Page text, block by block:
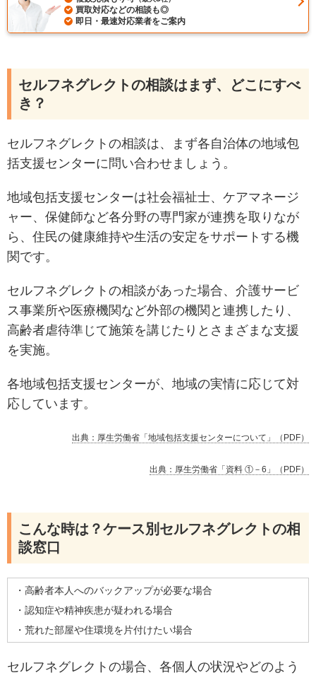
買取対応などの相談も◎
即日・最速対応業者をご案内
セルフネグレクトの相談はまず、どこにすべ
き？
セルフネグレクトの相談は、まず各自治体の地域包
括支援センターに問い合わせましょう。
地域包括支援センターは社会福祉士、ケアマネージ
ャー、保健師など各分野の専門家が連携を取りなが
ら、住民の健康維持や生活の安定をサポートする機
関です。
セルフネグレクトの相談があった場合、介護サービ
ス事業所や医療機関など外部の機関と連携したり、
高齢者虐待準じて施策を講じたりとさまざまな支援
を実施。
各地域包括支援センターが、地域の実情に応じて対
応しています。
出典：厚生労働省「地域包括支援センターについて」（PDF）
出典：厚生労働省「資料 ①－6」（PDF）
こんな時は？ケース別セルフネグレクトの相
談窓口
・高齢者本人へのバックアップが必要な場合
・認知症や精神疾患が疑われる場合
・荒れた部屋や住環境を片付けたい場合
セルフネグレクトの場合、各個人の状況やどのよう